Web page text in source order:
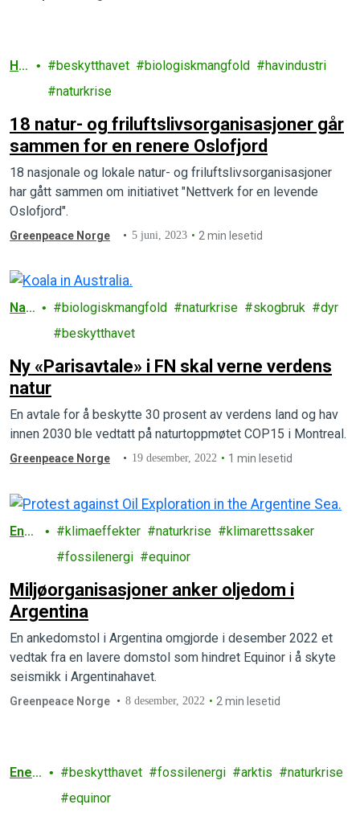
Ha
beskytthavet biologiskmangfold
havindustri
naturkrise
18 natur- og friluftslivsorganisasjoner går
sammen for en renere Oslofjord
18 nasjonale og lokale natur- og friluftslivsorganisasjoner
har gått sammen om initiativet "Nettverk for en levende
Oslofjord".
Greenpeace Norge 5 juni, 2023 2 min lesetid
Nat
biologiskmangfold naturkrise skogbruk
dyr
beskytthavet
Ny «Parisavtale» i FN skal verne verdens
natur
En avtale for å beskytte 30 prosent av verdens land og hav
innen 2030 ble vedtatt på naturtoppmøtet COP15 i Montreal.
Greenpeace Norge 19 desember, 2022 1 min lesetid
Ener
klimaeffekter naturkrise
klimarettssaker
fossilenergi
equinor
Miljøorganisasjoner anker oljedom i
Argentina
En ankedomstol i Argentina omgjorde i desember 2022 et
vedtak fra en lavere domstol som hindret Equinor i å skyte
seismikk i Argentinahavet.
Greenpeace Norge 8 desember, 2022 2 min lesetid
Ener
beskytthavet fossilenergi arktis
naturkrise
equinor